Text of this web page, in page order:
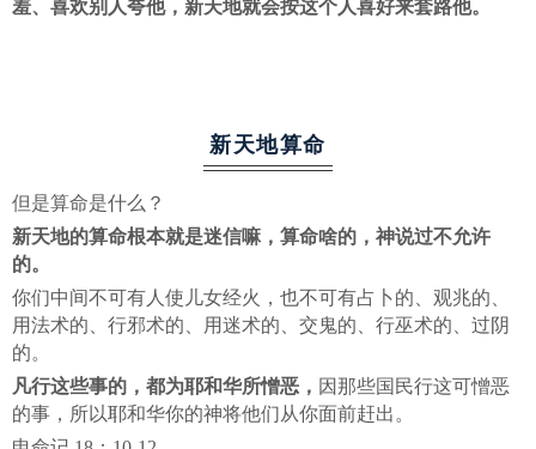
羞、喜欢别人夸他，新天地就会按这个人喜好来套路他。
新天地算命
但是算命是什么？
新天地的算命根本就是迷信嘛，算命啥的，神说过不允许
的。
你们中间不可有人使儿女经火，也不可有占卜的、观兆的、
用法术的、行邪术的、用迷术的、交鬼的、行巫术的、过阴
的。
凡行这些事的，都为耶和华所憎恶， 因那些国民行这可憎恶
的事，所以耶和华你的神将他们从你面前赶出。